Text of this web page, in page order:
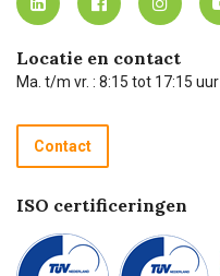
Carel Lurvink App
Hulp op afstand
Technische dienst
Recycle programma
Betalen
Carel Lurvink Blog
Carel de podcast
Locatie en contact
Ma. t/m vr. : 8:15 tot 17:15 uur
Contact
ISO certificeringen